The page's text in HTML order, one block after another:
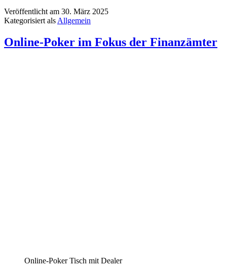
Veröffentlicht am 30. März 2025
Kategorisiert als Allgemein
Online-Poker im Fokus der Finanzämter
Online-Poker Tisch mit Dealer